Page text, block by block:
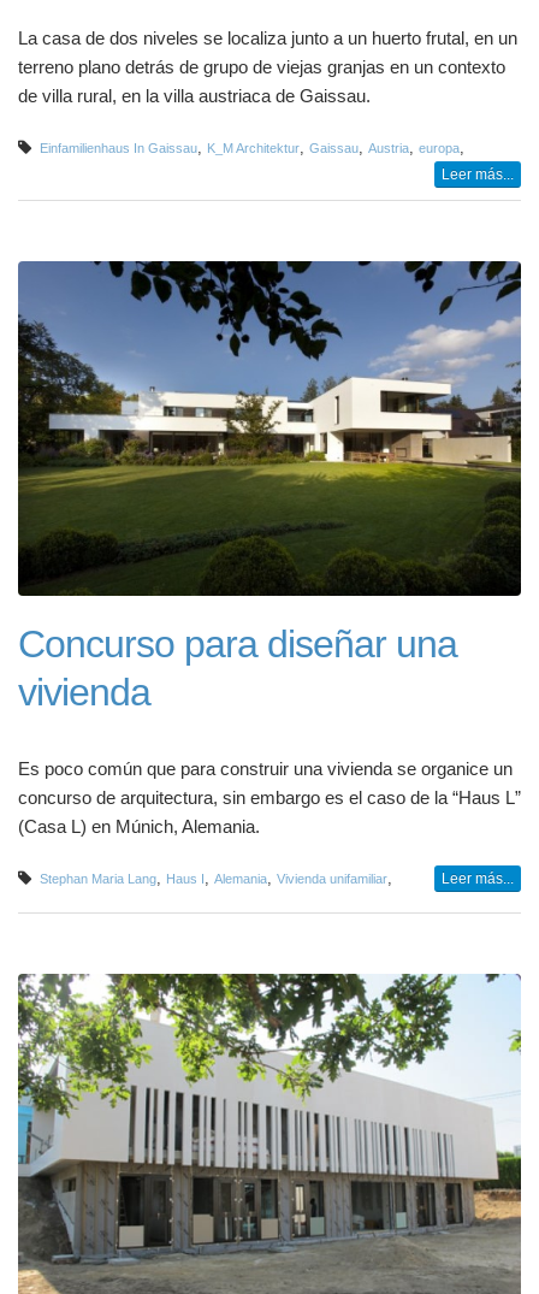
La casa de dos niveles se localiza junto a un huerto frutal, en un
terreno plano detrás de grupo de viejas granjas en un contexto
de villa rural, en la villa austriaca de Gaissau.
Einfamilienhaus In Gaissau, K_M Architektur, Gaissau, Austria, europa,
Leer más...
Concurso para diseñar una
vivienda
Es poco común que para construir una vivienda se organice un
concurso de arquitectura, sin embargo es el caso de la “Haus L”
(Casa L) en Múnich, Alemania.
Stephan Maria Lang, Haus I , Alemania, Vivienda unifamiliar, Leer más...